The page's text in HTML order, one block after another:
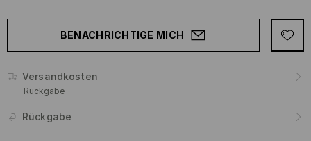
BENACHRICHTIGE MICH
Versandkosten
Rückgabe
Rückgabe